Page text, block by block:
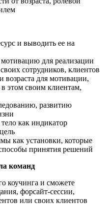
и выводить ее на
для реализации
сотрудников, клиентов
возраста для мотивации,
этом своим клиентам,
развитию
как индикатор
как установки, которые
принятия решений
команд
коучинга и сможете
форсайт-сессии,
или своих клиентов